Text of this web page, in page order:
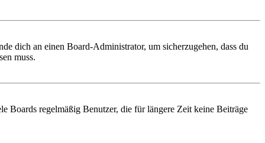
dich an einen Board-Administrator, um sicherzugehen, dass du
muss.
Boards regelmäßig Benutzer, die für längere Zeit keine Beiträge